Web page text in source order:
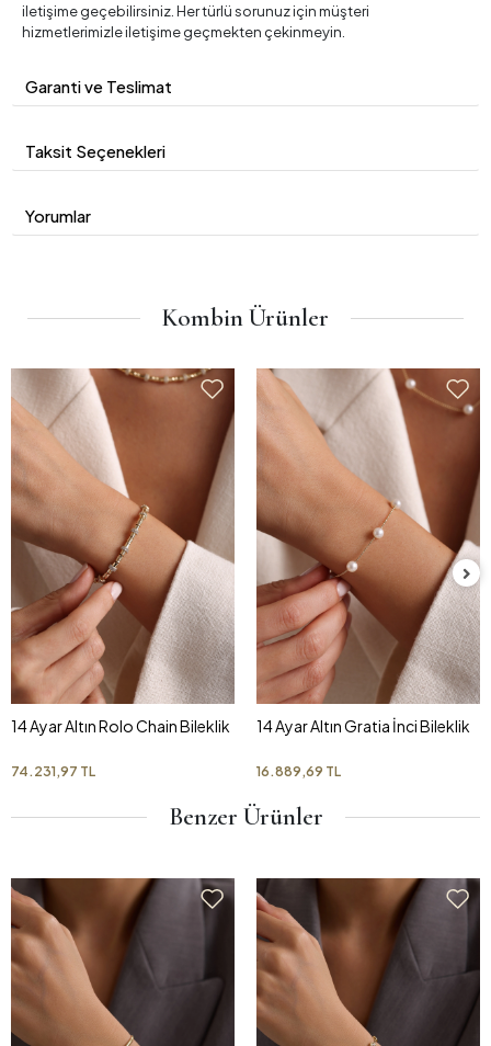
iletişime geçebilirsiniz. Her türlü sorunuz için müşteri
hizmetlerimizle iletişime geçmekten çekinmeyin.
Garanti ve Teslimat
Taksit Seçenekleri
Yorumlar
Kombin Ürünler
14 Ayar Altın Rolo Chain Bileklik
74.231,97 TL
14 Ayar Altın Gratia İnci Bileklik
16.889,69 TL
Benzer Ürünler